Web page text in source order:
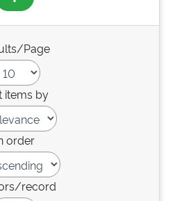
Page
items by
order
record